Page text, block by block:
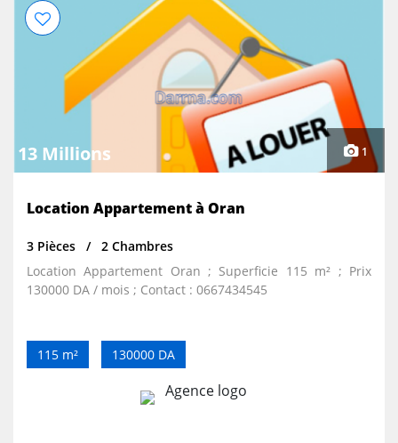
13 Millions 1
Location Appartement à Oran
3 Pièces
2 Chambres
Location Appartement Oran ; Superficie 115 m² ; Prix
130000 DA / mois ; Contact : 0667434545
115 m² 130000 DA